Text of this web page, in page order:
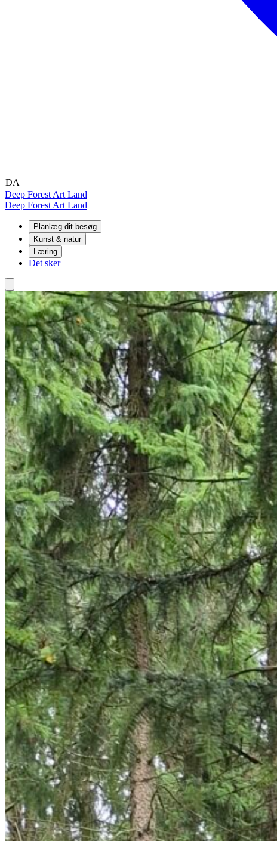
DA
Deep Forest Art Land
Deep Forest Art Land
Planlæg dit besøg
Kunst & natur
Læring
Det sker